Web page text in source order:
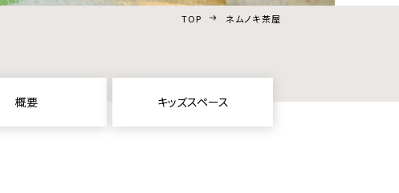
TOP ネムノキ茶屋
概要 キッズスペース